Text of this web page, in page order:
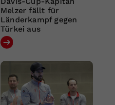
Melzer fällt für
Länderkampf gegen
Türkei aus